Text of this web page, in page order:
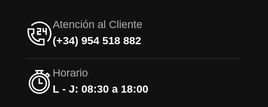
Atención al Cliente
(+34) 954 518 882
Horario
L - J: 08:30 a 18:00